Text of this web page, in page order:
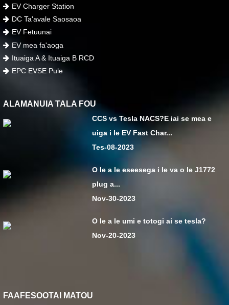
EV Charger Station
DC Ta'avale Saosaoa
EV Fetuunai
EV mea fa'aoga
Ituaiga A & Ituaiga B RCD
EPC EVSE Pule
ALAMANUIA TALA FOU
CCS vs Tesla NACS?E iai se mea e
uiga i le EV Fast Char...
Tes-08-2023
O le a le eseesega i le va o le J1772
plug a...
Nov-30-2023
O le a le umi e totogi ai se tesla?
Nov-20-2023
FAAFESOOTAI MATOU